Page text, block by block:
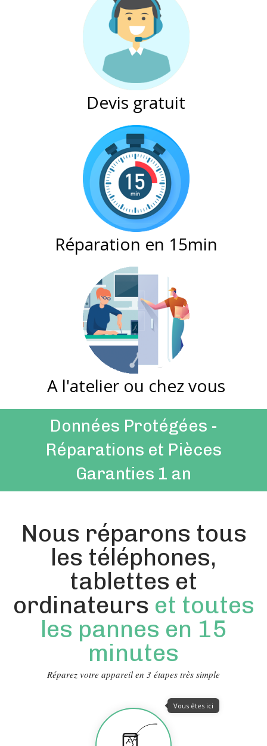
Devis gratuit
Réparation en 15min
A l'atelier ou chez vous
Données Protégées -
Réparations et Pièces
Garanties 1 an
Nous réparons tous
les téléphones,
tablettes et
ordinateurs et toutes
les pannes en 15
minutes
Réparez votre appareil en 3 étapes très simple
Vous êtes ici